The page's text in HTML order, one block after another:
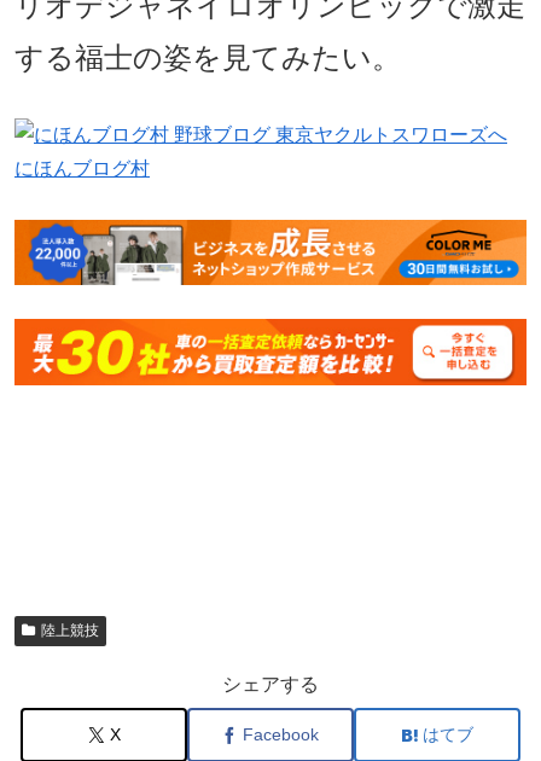
する福士の姿を見てみたい。
にほんブログ村
陸上競技
シェアする
X Facebook はてブ